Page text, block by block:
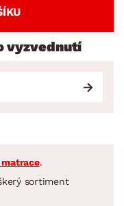
vyzvednutí
.
sortiment